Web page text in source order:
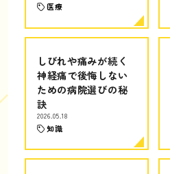
医療
しびれや痛みが続く
神経痛で後悔しない
ための病院選びの秘
訣
2026.05.18
知識